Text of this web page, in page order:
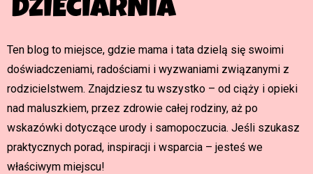
Ten blog to miejsce, gdzie mama i tata dzielą się swoimi
doświadczeniami, radościami i wyzwaniami związanymi z
rodzicielstwem. Znajdziesz tu wszystko – od ciąży i opieki
nad maluszkiem, przez zdrowie całej rodziny, aż po
wskazówki dotyczące urody i samopoczucia. Jeśli szukasz
praktycznych porad, inspiracji i wsparcia – jesteś we
właściwym miejscu!